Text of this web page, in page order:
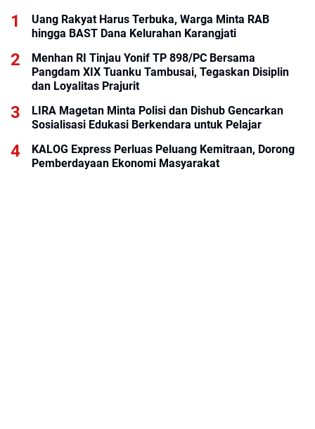
Uang Rakyat Harus Terbuka, Warga Minta RAB
hingga BAST Dana Kelurahan Karangjati
Menhan RI Tinjau Yonif TP 898/PC Bersama
Pangdam XIX Tuanku Tambusai, Tegaskan Disiplin
dan Loyalitas Prajurit
LIRA Magetan Minta Polisi dan Dishub Gencarkan
Sosialisasi Edukasi Berkendara untuk Pelajar
KALOG Express Perluas Peluang Kemitraan, Dorong
Pemberdayaan Ekonomi Masyarakat